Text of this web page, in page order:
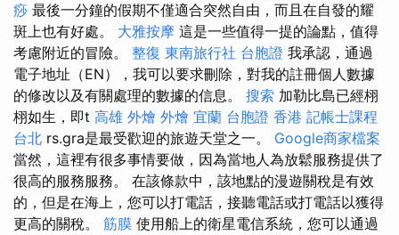
痧 最後一分鐘的假期不僅適合突然自由，而且在自發的耀
斑上也有好處。 大雅按摩 這是一些值得一提的論點，值得
考慮附近的冒險。 整復 東南旅行社 台胞證 我承認，通過
電子地址（EN），我可以要求刪除，對我的註冊個人數據
的修改以及有關處理的數據的信息。 搜索 加勒比島已經栩
栩如生，即t 高雄 外燴 外燴 宜蘭 台胞證 香港 記帳士課程
台北 rs.gra是最受歡迎的旅遊天堂之一。 Google商家檔案
當然，這裡有很多事情要做，因為當地人為放鬆服務提供了
很高的服務服務。 在該條款中，該地點的漫遊關稅是有效
的，但是在海上，您可以打電話，接聽電話或打電話以獲得
更高的關稅。 筋膜 使用船上的衛星電信系統，您可以通過